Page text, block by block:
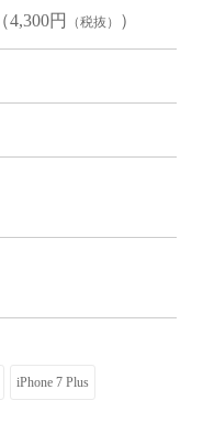
（4,300円 （税抜） ）
iPhone 7 Plus